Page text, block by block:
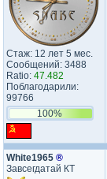
Стаж: 12 лет 5 мес.
Сообщений: 3488
Ratio: 47.482
Поблагодарили:
99766
100%
White1965 ®
Завсегдатай КТ